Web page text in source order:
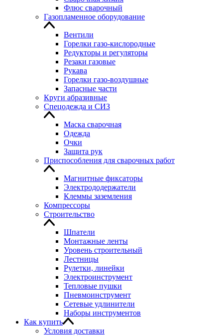
Флюс сварочный
Газопламенное оборудование
Вентили
Горелки газо-кислородные
Редукторы и регуляторы
Резаки газовые
Рукава
Горелки газо-воздушные
Запасные части
Круги абразивные
Спецодежда и СИЗ
Маска сварочная
Одежда
Очки
Защита рук
Приспособления для сварочных работ
Магнитные фиксаторы
Электрододержатели
Клеммы заземления
Компрессоры
Строительство
Шпатели
Монтажные ленты
Уровень строительный
Лестницы
Рулетки, линейки
Электроинструмент
Тепловые пушки
Пневмоинструмент
Сетевые удлинители
Наборы инструментов
Как купить
Условия доставки